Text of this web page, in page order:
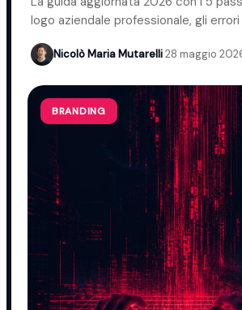
logo aziendale professionale, gli
Nicolò Maria Mutarelli·28 maggio
BRANDING